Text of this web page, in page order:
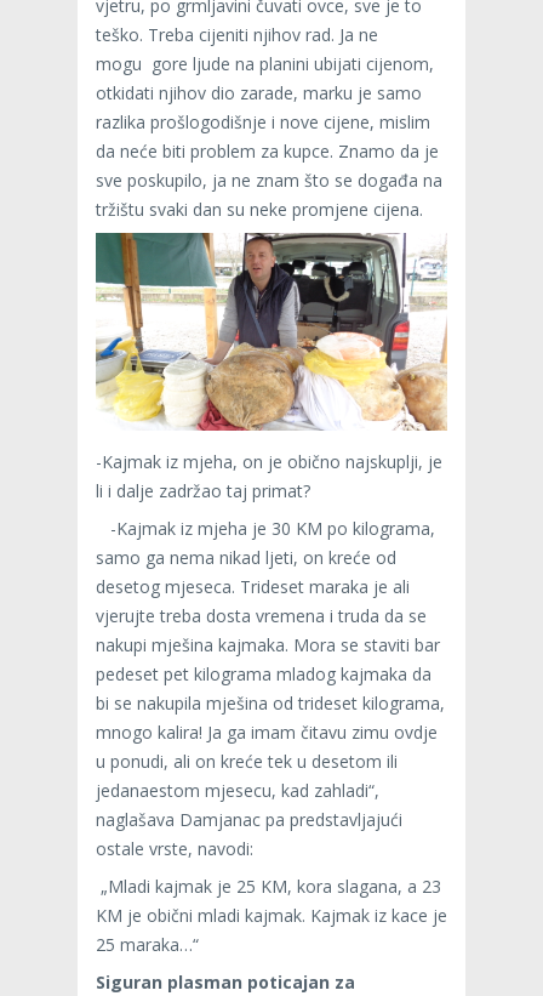
vjetru, po grmljavini čuvati ovce, sve je to
teško. Treba cijeniti njihov rad. Ja ne
mogu gore ljude na planini ubijati cijenom,
otkidati njihov dio zarade, marku je samo
razlika prošlogodišnje i nove cijene, mislim
da neće biti problem za kupce. Znamo da je
sve poskupilo, ja ne znam što se događa na
tržištu svaki dan su neke promjene cijena.
-Kajmak iz mjeha, on je obično najskuplji, je
li i dalje zadržao taj primat?
-Kajmak iz mjeha je 30 KM po kilograma,
samo ga nema nikad ljeti, on kreće od
desetog mjeseca. Trideset maraka je ali
vjerujte treba dosta vremena i truda da se
nakupi mješina kajmaka. Mora se staviti bar
pedeset pet kilograma mladog kajmaka da
bi se nakupila mješina od trideset kilograma,
mnogo kalira! Ja ga imam čitavu zimu ovdje
u ponudi, ali on kreće tek u desetom ili
jedanaestom mjesecu, kad zahladi“,
naglašava Damjanac pa predstavljajući
ostale vrste, navodi:
„Mladi kajmak je 25 KM, kora slagana, a 23
KM je obični mladi kajmak. Kajmak iz kace je
25 maraka…“
Siguran plasman poticajan za